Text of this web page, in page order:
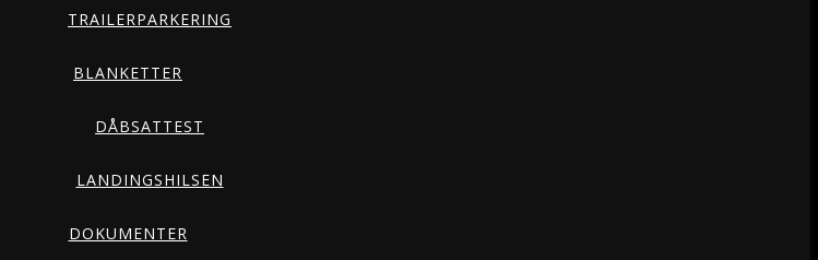
TRAILERPARKERING
BLANKETTER
DÅBSATTEST
LANDINGSHILSEN
DOKUMENTER